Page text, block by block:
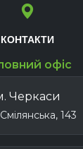
КОНТАКТИ
офіс
Черкаси
143